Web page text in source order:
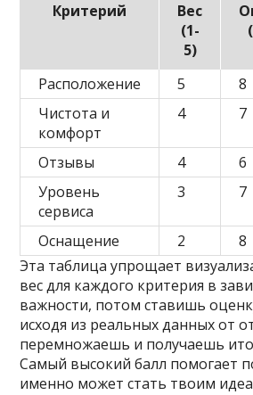
Критерий
Вес
(1-
5)
Расположение 5 8
Чистота и
комфорт
4 7
Отзывы 4 6
Уровень
сервиса
3 7
Оснащение 2 8
Эта таблица упрощает
вес для каждого критерия в
важности, потом ставишь
исходя из реальных данных от
перемножаешь и получаешь
Самый высокий балл помогает
именно может стать твоим